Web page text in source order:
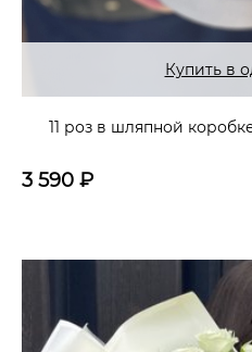
Купить в
11 роз в шляпной
3 590 ₽